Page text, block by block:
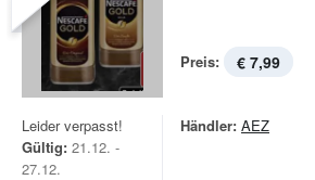
Preis: € 7,99
Leider verpasst!
Gültig: 21.12. -
27.12.
Händler: AEZ